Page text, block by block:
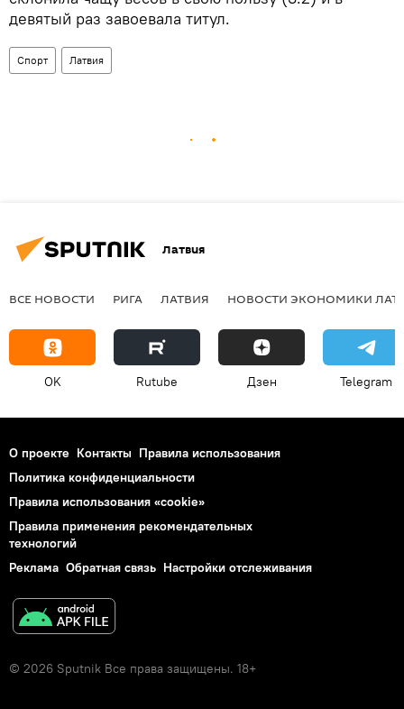
девятый раз завоевала титул.
Спорт Латвия
Латвия
ВСЕ НОВОСТИ РИГА ЛАТВИЯ НОВОСТИ ЭКОНОМИКИ
OK Rutube Дзен Telegram
О проекте Контакты Правила использования
Политика конфиденциальности
Правила использования «cookie»
Правила применения рекомендательных
технологий
Реклама Обратная связь Настройки отслеживания
© 2026 Sputnik Все права защищены. 18+